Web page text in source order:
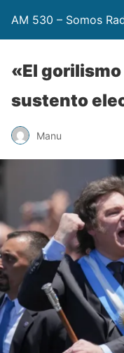
AM 530 – Somos
«El gorilismo
sustento
Manu